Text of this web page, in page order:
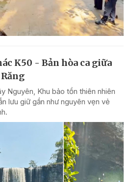
K50 - Bản hòa ca giữa
Nguyên, Khu bảo tồn thiên nhiên
lưu giữ gần như nguyên vẹn vẻ